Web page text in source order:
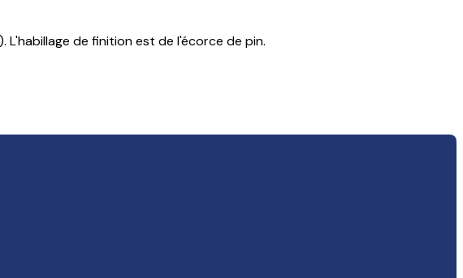
L'habillage de finition est de l'écorce de pin.